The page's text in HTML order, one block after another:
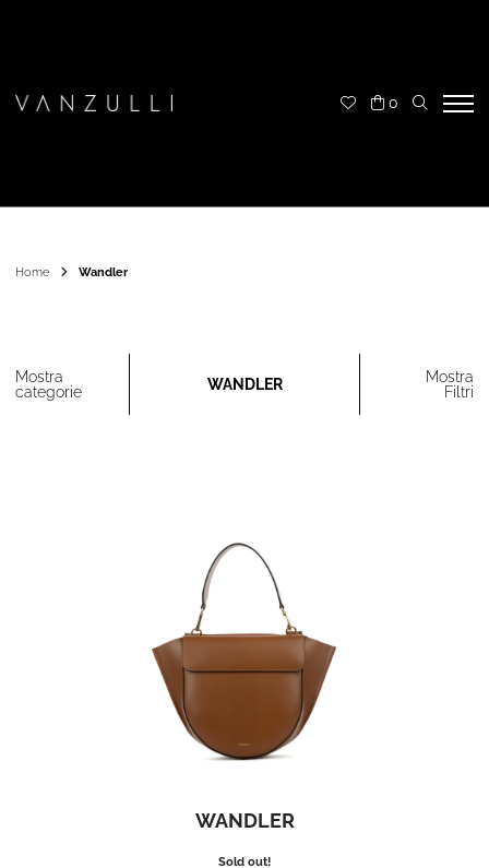
0
Home Wandler
Mostra
categorie
WANDLER
Mostra
Filtri
WANDLER
Sold out!